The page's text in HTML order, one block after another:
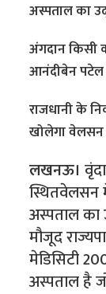
अस्पताल का
अंगदान किसी
आनंदीबेन पटेल
राजधानी के
खोलेगा
लखनऊ।
स्थितवेलसन
अस्पताल का
मौजूद
मेडिसिटी
अस्पताल है